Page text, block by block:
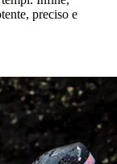
preciso e